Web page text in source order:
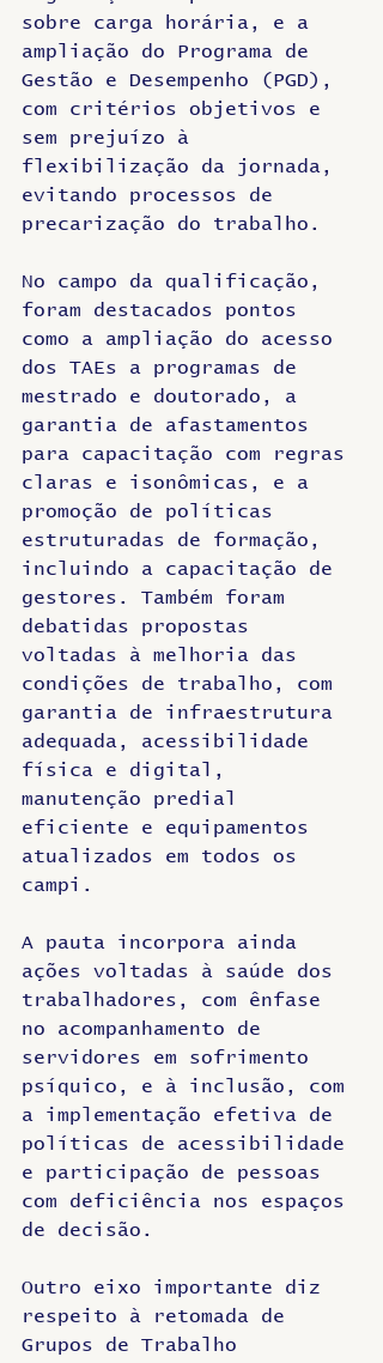
sobre carga horária, e a
ampliação do Programa de
Gestão e Desempenho (PGD),
com critérios objetivos e
sem prejuízo à
flexibilização da jornada,
evitando processos de
precarização do trabalho.
No campo da qualificação,
foram destacados pontos
como a ampliação do acesso
dos TAEs a programas de
mestrado e doutorado, a
garantia de afastamentos
para capacitação com regras
claras e isonômicas, e a
promoção de políticas
estruturadas de formação,
incluindo a capacitação de
gestores. Também foram
debatidas propostas
voltadas à melhoria das
condições de trabalho, com
garantia de infraestrutura
adequada, acessibilidade
física e digital,
manutenção predial
eficiente e equipamentos
atualizados em todos os
campi.
A pauta incorpora ainda
ações voltadas à saúde dos
trabalhadores, com ênfase
no acompanhamento de
servidores em sofrimento
psíquico, e à inclusão, com
a implementação efetiva de
políticas de acessibilidade
e participação de pessoas
com deficiência nos espaços
de decisão.
Outro eixo importante diz
respeito à retomada de
Grupos de Trabalho